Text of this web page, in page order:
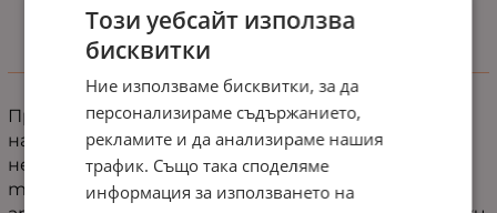
Информация
Представетесикаксепотапятев
на
чаршаф,който обгръщалеглотови
нежна
прегръдка. Неговатаделикатна
текстураиуспокояващцвятсъздават
Този уебсайт използва
бисквитки
Ние използваме бисквитки, за да
персонализираме съдържанието,
рекламите и да анализираме нашия
трафик. Също така споделяме
информация за използването на